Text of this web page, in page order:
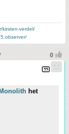
kirsten-verdel/
Monolith het